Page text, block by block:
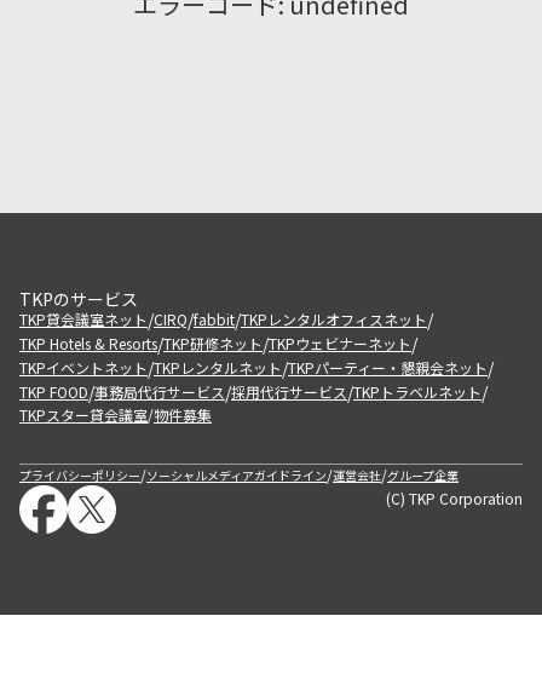
TKPのサービス
TKP貸会議室ネット/CIRQ/fabbit/TKPレンタルオフィスネット/
TKP Hotels & Resorts/TKP研修ネット/TKPウェビナーネット/
TKPイベントネット/TKPレンタルネット/TKPパーティー・懇親会ネット/
TKP FOOD/事務局代行サービス/採用代行サービス/TKPトラベルネット/
TKPスター貸会議室/物件募集
プライバシーポリシー/ソーシャルメディアガイドライン/運営会社/グループ企業
(C) TKP Corporation